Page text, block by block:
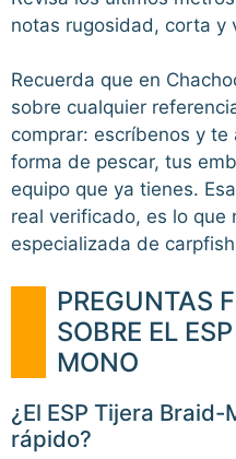
notas rugosidad, corta y
Recuerda que en
sobre cualquier
comprar: escríbenos y te
forma de pescar, tus
equipo que ya tienes.
real verificado, es lo que
especializada de
PREGUNTAS
SOBRE EL
MONO
¿El ESP Tijera
rápido?